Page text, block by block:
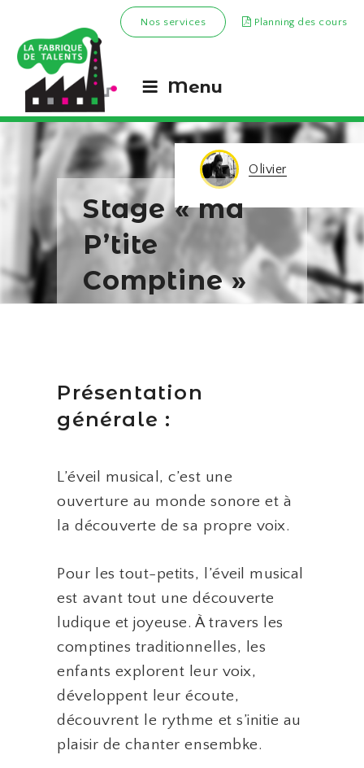
Nos services Planning des cours
Menu
Olivier
Stage « ma
P’tite
Comptine »
Présentation
générale :
L’éveil musical, c’est une
ouverture au monde sonore et à
la découverte de sa propre voix.
Pour les tout-petits, l’éveil musical
est avant tout une découverte
ludique et joyeuse. À travers les
comptines traditionnelles, les
enfants explorent leur voix,
développent leur écoute,
découvrent le rythme et s’initie au
plaisir de chanter ensembke.